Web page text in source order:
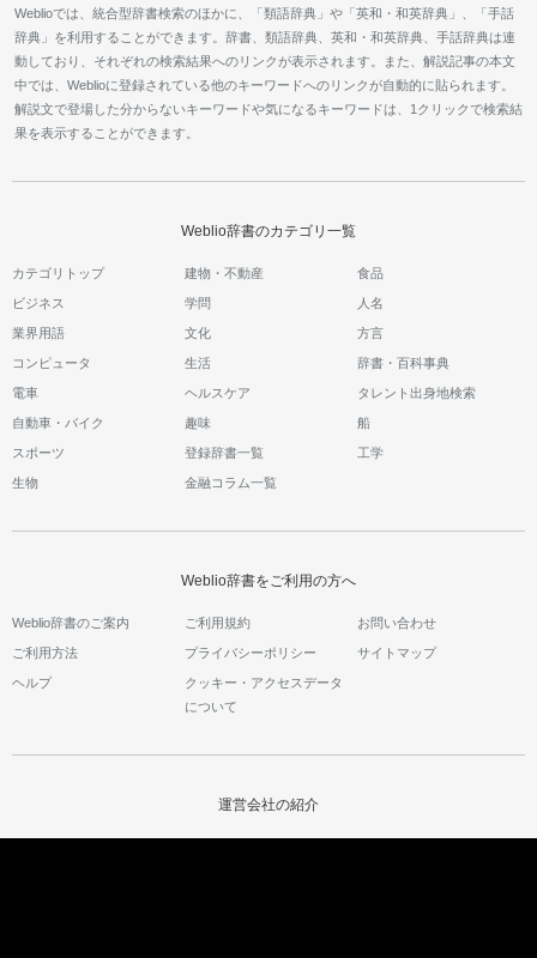
Weblioでは、統合型辞書検索のほかに、「類語辞典」や「英和・和英辞典」、「手話
辞典」を利用することができます。辞書、類語辞典、英和・和英辞典、手話辞典は連
動しており、それぞれの検索結果へのリンクが表示されます。また、解説記事の本文
中では、Weblioに登録されている他のキーワードへのリンクが自動的に貼られます。
解説文で登場した分からないキーワードや気になるキーワードは、1クリックで検索結
果を表示することができます。
Weblio辞書のカテゴリ一覧
カテゴリトップ 建物・不動産 食品
ビジネス 学問 人名
業界用語 文化 方言
コンピュータ 生活 辞書・百科事典
電車 ヘルスケア タレント出身地検索
自動車・バイク 趣味 船
スポーツ 登録辞書一覧 工学
生物 金融コラム一覧
Weblio辞書をご利用の方へ
Weblio辞書のご案内 ご利用規約 お問い合わせ
ご利用方法 プライバシーポリシー サイトマップ
ヘルプ
クッキー・アクセスデータ
について
運営会社の紹介